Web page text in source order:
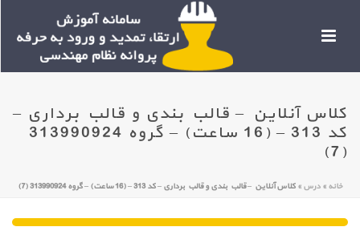
کلاس آنلاین – قالب بندی و قالب برداری –
کد 313 – (16 ساعت) – گروه 313990924
(7)
خانه » درس » کلاس آنلاین – قالب بندی و قالب برداری – کد 313 – (16 ساعت) – گروه 313990924 (7)